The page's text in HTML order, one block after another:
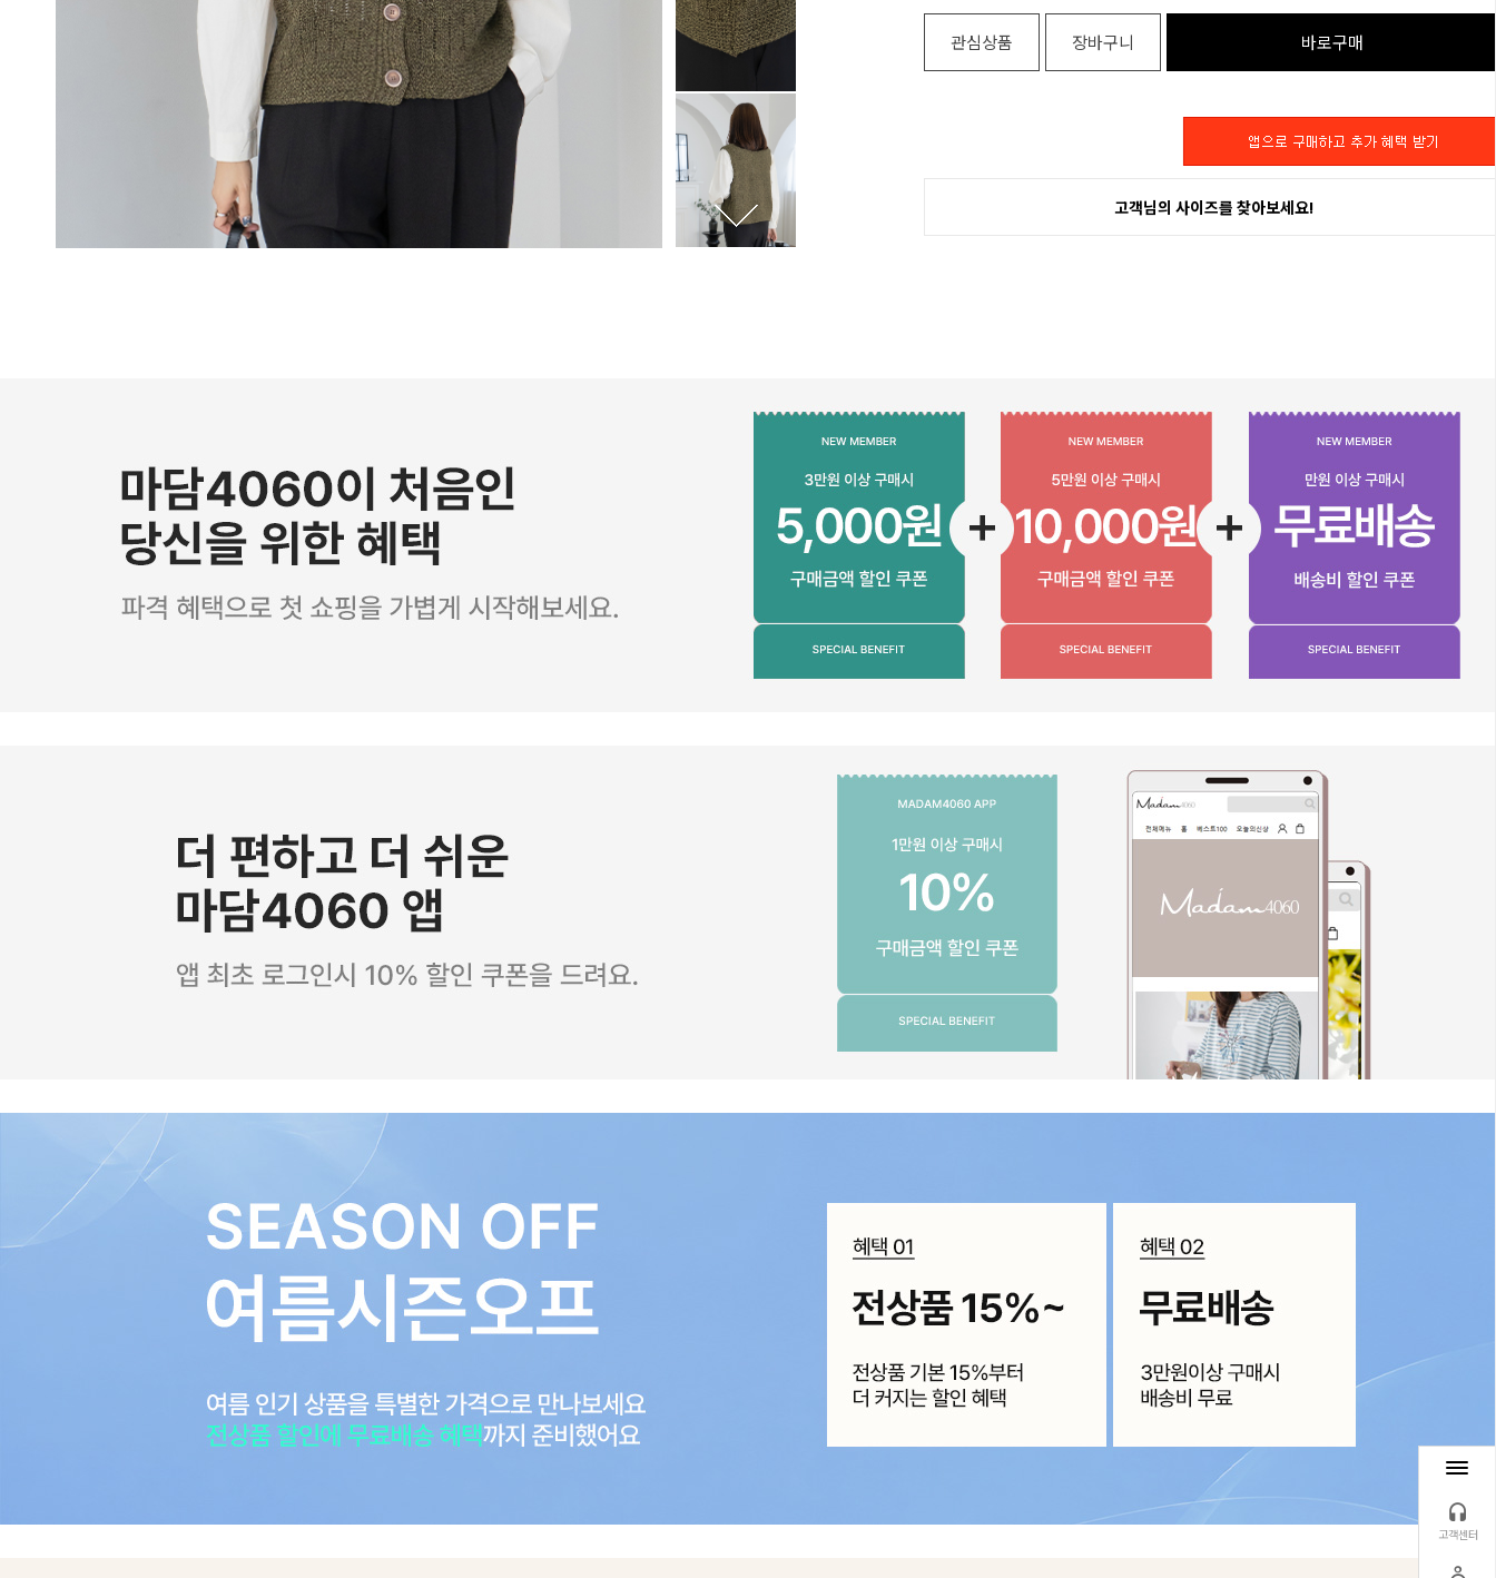
고객센터
관심상품 장바구니 바로구매
고객님의 사이즈를 찾아보세요!